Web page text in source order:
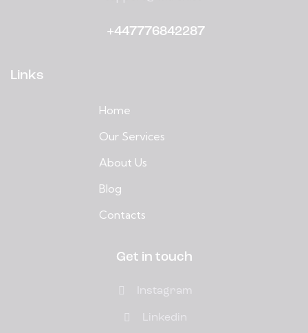
+447776842287
Links
Home
Our Services
About Us
Blog
Contacts
Get in touch
Instagram
Linkedin